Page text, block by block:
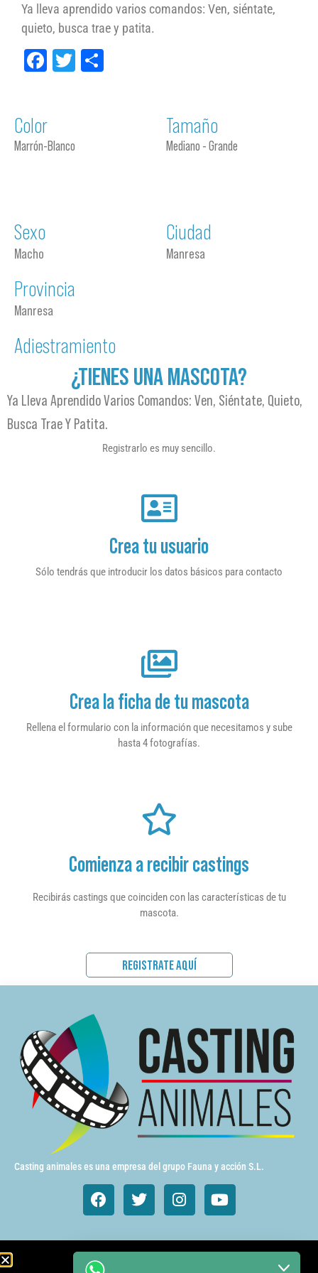
Ya lleva aprendido varios comandos: Ven, siéntate,
quieto, busca trae y patita.
Facebook
Twitter
Color
Marrón-Blanco
Tamaño
Mediano - Grande
Sexo
Macho
Ciudad
Manresa
Provincia
Manresa
Adiestramiento
¿TIENES UNA MASCOTA?
Ya Lleva Aprendido Varios Comandos: Ven, Siéntate, Quieto,
Busca Trae Y Patita.
Registrarlo es muy sencillo.
Crea tu usuario
Sólo tendrás que introducir los datos básicos para contacto
Crea la ficha de tu mascota
Rellena el formulario con la información que necesitamos y sube
hasta 4 fotografías.
Comienza a recibir castings
Recibirás castings que coinciden con las características de tu
mascota.
REGISTRATE AQUÍ
Casting animales es una empresa del grupo Fauna y acción S.L.
Animales de cine y TV